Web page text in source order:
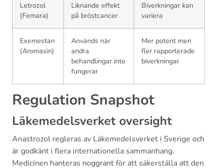
Letrozol
(Femara)
Liknande effekt
på bröstcancer
Biverkningar kan
variera
Exemestan
(Aromasin)
Används när
andra
behandlingar inte
fungerar
Mer potent men
fler rapporterade
biverkningar
Regulation Snapshot
Läkemedelsverket oversight
Anastrozol regleras av Läkemedelsverket i Sverige och
är godkänt i flera internationella sammanhang.
Medicinen hanteras noggrant för att säkerställa att den